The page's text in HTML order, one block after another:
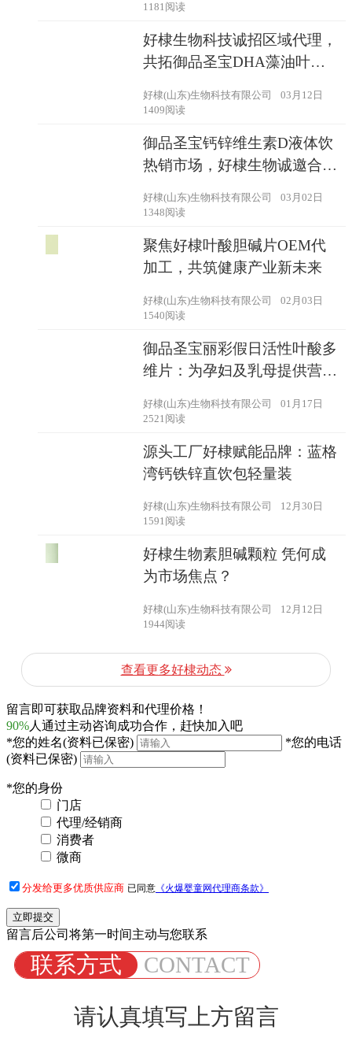
1181阅读
好棣生物科技诚招区域代理，
共拓御品圣宝DHA藻油叶黄
好棣(山东)生物科技有限公司
03月12日
1409阅读
御品圣宝钙锌维生素D液体饮
热销市场，好棣生物诚邀合作
好棣(山东)生物科技有限公司
03月02日
1348阅读
聚焦好棣叶酸胆碱片OEM代
加工，共筑健康产业新未来
好棣(山东)生物科技有限公司
02月03日
1540阅读
御品圣宝丽彩假日活性叶酸多
维片：为孕妇及乳母提供营养
好棣(山东)生物科技有限公司
01月17日
2521阅读
源头工厂好棣赋能品牌：蓝格
湾钙铁锌直饮包轻量装
好棣(山东)生物科技有限公司
12月30日
1591阅读
好棣生物素胆碱颗粒 凭何成
为市场焦点？
好棣(山东)生物科技有限公司
12月12日
1944阅读
查看更多好棣动态
留言即可获取品牌资料和代理价格！
90%人通过主动咨询成功合作，赶快加入吧
*您的姓名(资料已保密) *您的电话
(资料已保密)
*您的身份
门店
代理/经销商
消费者
微商
分发给更多优质供应商 已同意 《火爆婴童网代理商条款》
留言后公司将第一时间主动与您联系
联系方式 CONTACT
请认真填写上方留言